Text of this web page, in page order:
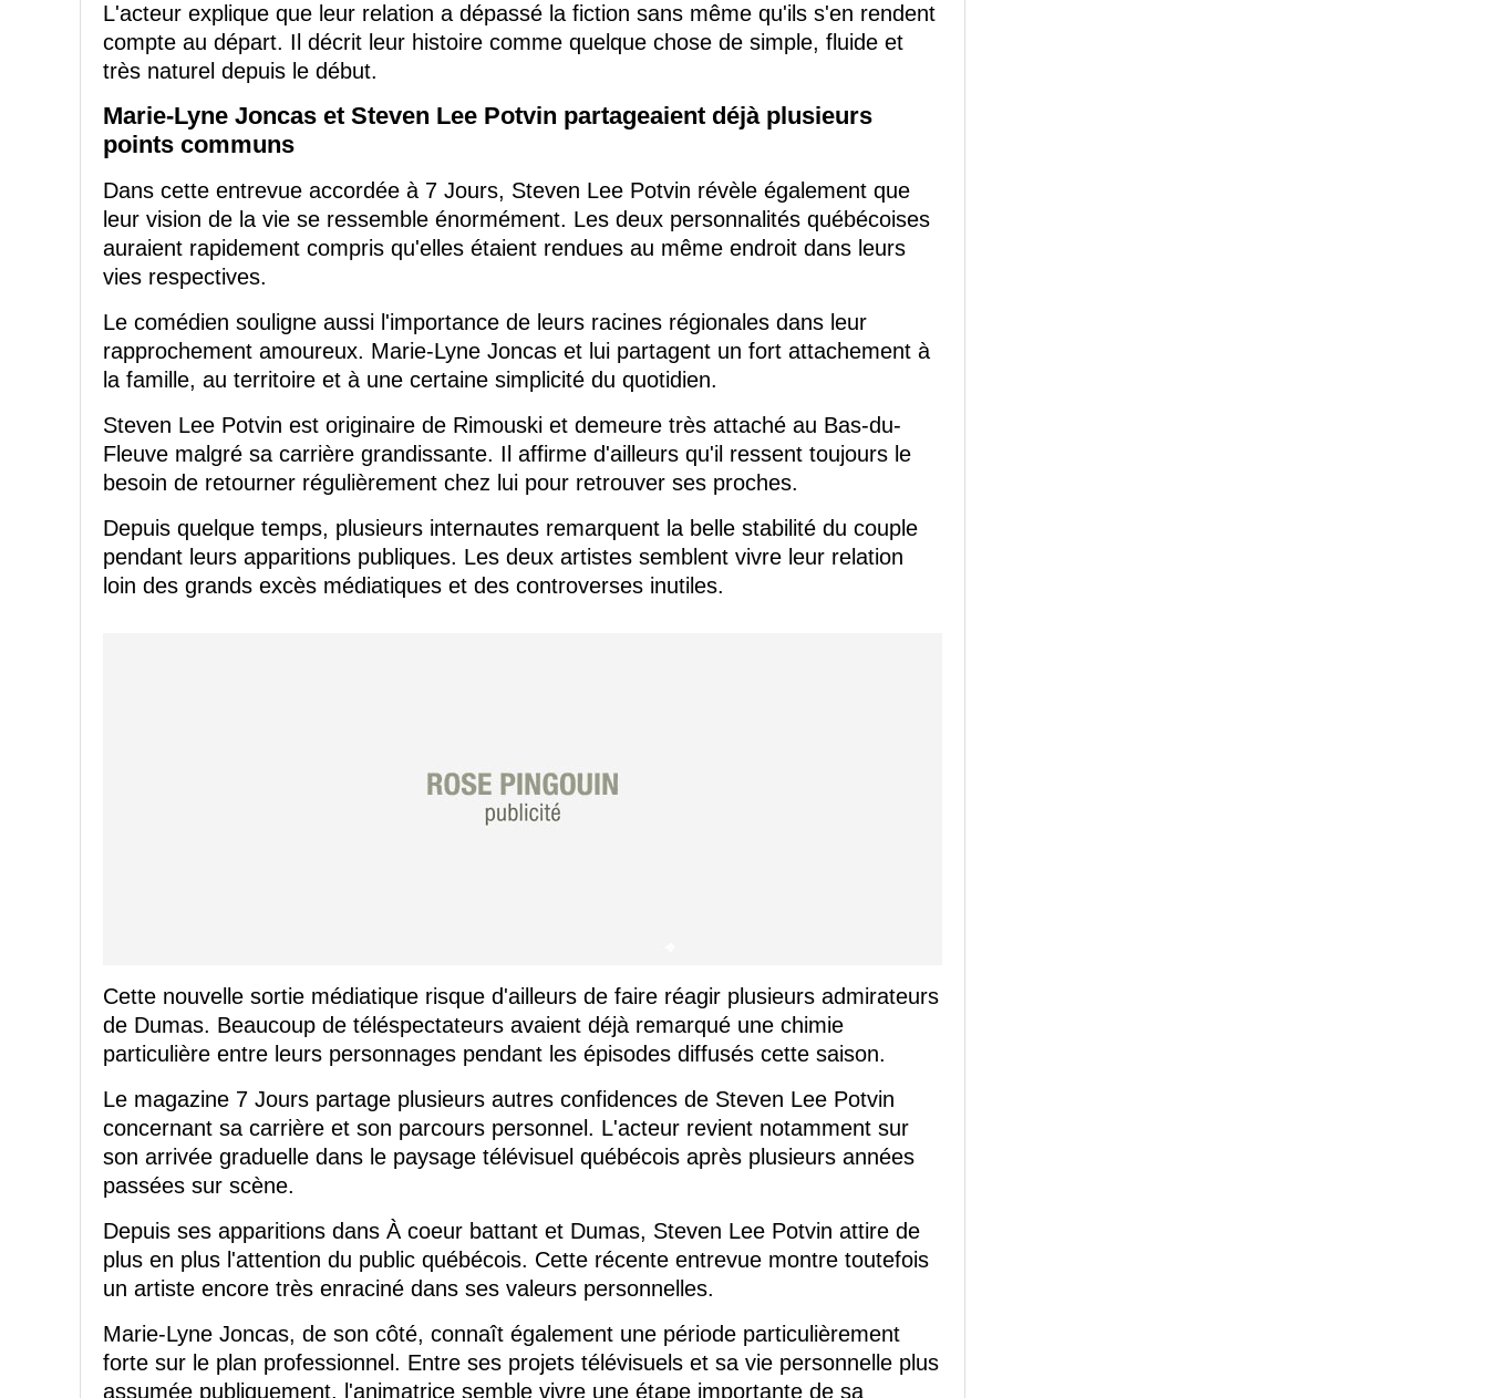
L'acteur explique que leur relation a dépassé la fiction sans même qu'ils s'en rendent
compte au départ. Il décrit leur histoire comme quelque chose de simple, fluide et
très naturel depuis le début.
Marie-Lyne Joncas et Steven Lee Potvin partageaient déjà plusieurs
points communs
Dans cette entrevue accordée à 7 Jours, Steven Lee Potvin révèle également que
leur vision de la vie se ressemble énormément. Les deux personnalités québécoises
auraient rapidement compris qu'elles étaient rendues au même endroit dans leurs
vies respectives.
Le comédien souligne aussi l'importance de leurs racines régionales dans leur
rapprochement amoureux. Marie-Lyne Joncas et lui partagent un fort attachement à
la famille, au territoire et à une certaine simplicité du quotidien.
Steven Lee Potvin est originaire de Rimouski et demeure très attaché au Bas-du-
Fleuve malgré sa carrière grandissante. Il affirme d'ailleurs qu'il ressent toujours le
besoin de retourner régulièrement chez lui pour retrouver ses proches.
Depuis quelque temps, plusieurs internautes remarquent la belle stabilité du couple
pendant leurs apparitions publiques. Les deux artistes semblent vivre leur relation
loin des grands excès médiatiques et des controverses inutiles.
Cette nouvelle sortie médiatique risque d'ailleurs de faire réagir plusieurs admirateurs
de Dumas. Beaucoup de téléspectateurs avaient déjà remarqué une chimie
particulière entre leurs personnages pendant les épisodes diffusés cette saison.
Le magazine 7 Jours partage plusieurs autres confidences de Steven Lee Potvin
concernant sa carrière et son parcours personnel. L'acteur revient notamment sur
son arrivée graduelle dans le paysage télévisuel québécois après plusieurs années
passées sur scène.
Depuis ses apparitions dans À coeur battant et Dumas, Steven Lee Potvin attire de
plus en plus l'attention du public québécois. Cette récente entrevue montre toutefois
un artiste encore très enraciné dans ses valeurs personnelles.
Marie-Lyne Joncas, de son côté, connaît également une période particulièrement
forte sur le plan professionnel. Entre ses projets télévisuels et sa vie personnelle plus
assumée publiquement, l'animatrice semble vivre une étape importante de sa